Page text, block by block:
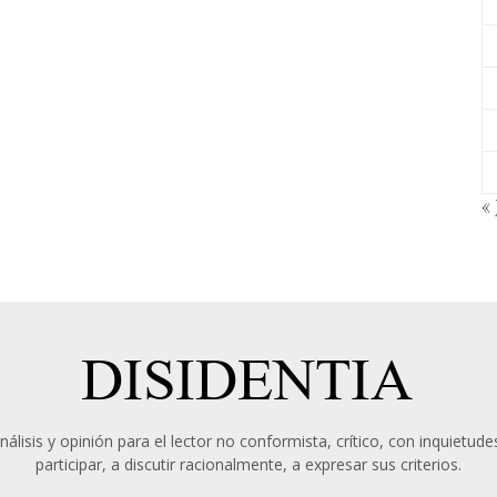
«
y opinión para el lector no conformista, crítico, con
participar, a discutir racionalmente, a expresar sus criterios.